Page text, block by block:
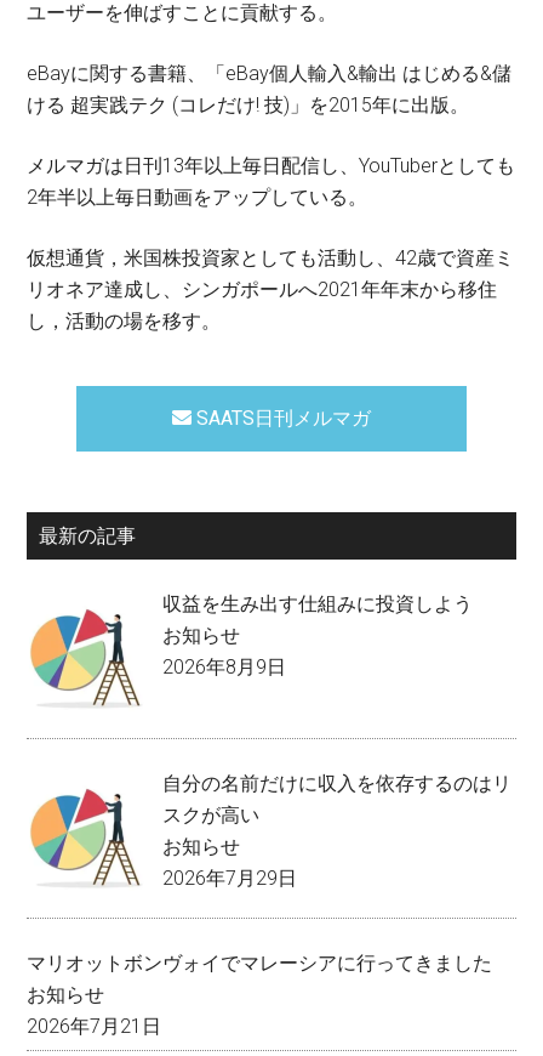
ユーザーを伸ばすことに貢献する。
eBayに関する書籍、「eBay個人輸入&輸出 はじめる&儲
ける 超実践テク (コレだけ! 技)」を2015年に出版。
メルマガは日刊13年以上毎日配信し、YouTuberとしても
2年半以上毎日動画をアップしている。
仮想通貨，米国株投資家としても活動し、42歳で資産ミ
リオネア達成し、シンガポールへ2021年年末から移住
し，活動の場を移す。
SAATS日刊メルマガ
最新の記事
収益を生み出す仕組みに投資しよう
お知らせ
2026年8月9日
自分の名前だけに収入を依存するのはリ
スクが高い
お知らせ
2026年7月29日
マリオットボンヴォイでマレーシアに行ってきました
お知らせ
2026年7月21日